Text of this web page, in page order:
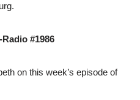
#1986
on this week’s episode of